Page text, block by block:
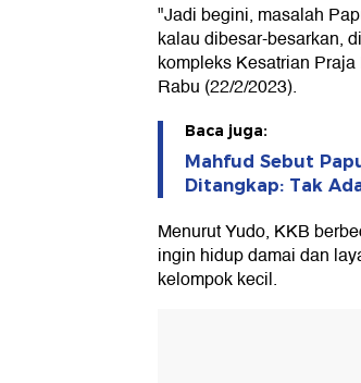
"Jadi begini, masalah
kalau dibesar-besarkan,
kompleks Kesatrian
Rabu (22/2/2023).
Baca juga:
Mahfud Sebut
Ditangkap: Tak
Menurut Yudo, KKB
ingin hidup damai dan
kelompok kecil.